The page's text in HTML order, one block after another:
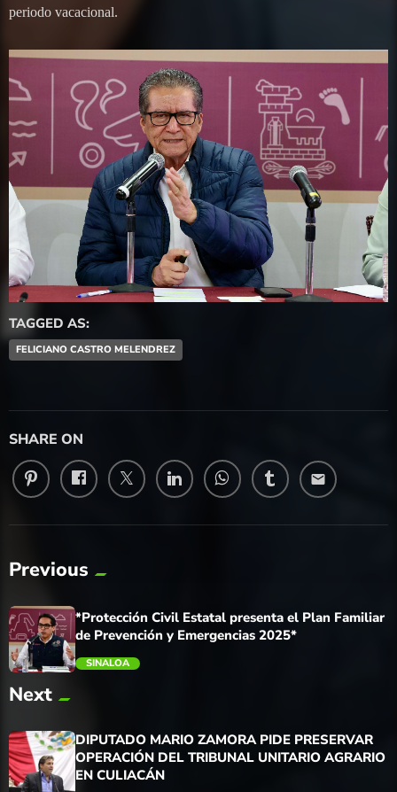
periodo vacacional.
TAGGED AS:
FELICIANO CASTRO MELENDREZ
SHARE ON
email
Previous
trending_flat
*Protección Civil Estatal presenta el Plan Familiar
de Prevención y Emergencias 2025*
SINALOA
Next
DIPUTADO MARIO ZAMORA PIDE PRESERVAR
OPERACIÓN DEL TRIBUNAL UNITARIO AGRARIO
EN CULIACÁN